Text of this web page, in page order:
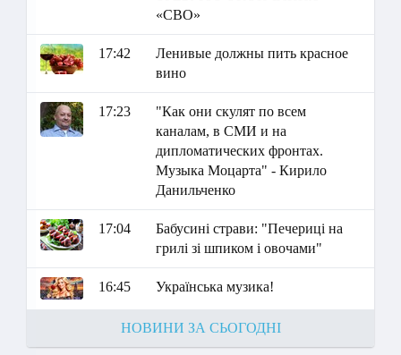
«СВО»
17:42
Ленивые должны пить красное
вино
17:23
"Как они скулят по всем
каналам, в СМИ и на
дипломатических фронтах.
Музыка Моцарта" - Кирило
Данильченко
17:04
Бабусині страви: "Печериці на
грилі зі шпиком і овочами"
16:45 Українська музика!
НОВИНИ ЗА СЬОГОДНІ